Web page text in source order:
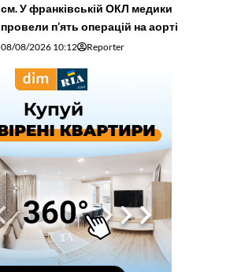
см. У франківській ОКЛ медики
провели п’ять операцій на аорті
08/08/2026 10:12 Reporter